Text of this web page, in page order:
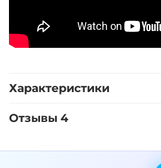
Характеристики
Отзывы 4